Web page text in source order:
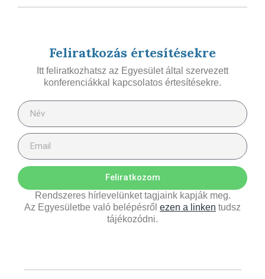
Feliratkozás értesítésekre
Itt feliratkozhatsz az Egyesület által szervezett
konferenciákkal kapcsolatos értesítésekre.
Feliratkozom
Rendszeres hírlevelünket tagjaink kapják meg.
Az Egyesületbe való belépésről ezen a linken tudsz
tájékozódni.